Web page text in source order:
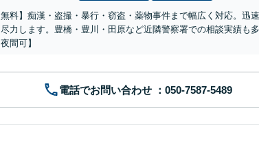
無料】痴漢・盗撮・暴行・窃盗・薬物事件まで幅広く対応。迅
力します。豊橋・豊川・田原など近隣警察署での相談実績も
間可】
電話でお問い合わせ